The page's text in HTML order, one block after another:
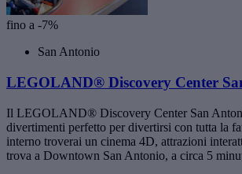
fino a -7%
San Antonio
LEGOLAND® Discovery Center
Il LEGOLAND® Discovery Center San
divertimenti perfetto per divertirsi con tutta la
interno troverai un cinema 4D, attrazioni
trova a Downtown San Antonio, a circa 5